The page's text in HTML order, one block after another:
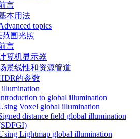
言
本用法
topics
围光照
言
算机显示器
景线性和资源管道
的参数
to global illumination
Voxel global illumination
distance field global illumination
Lightmap global illumination